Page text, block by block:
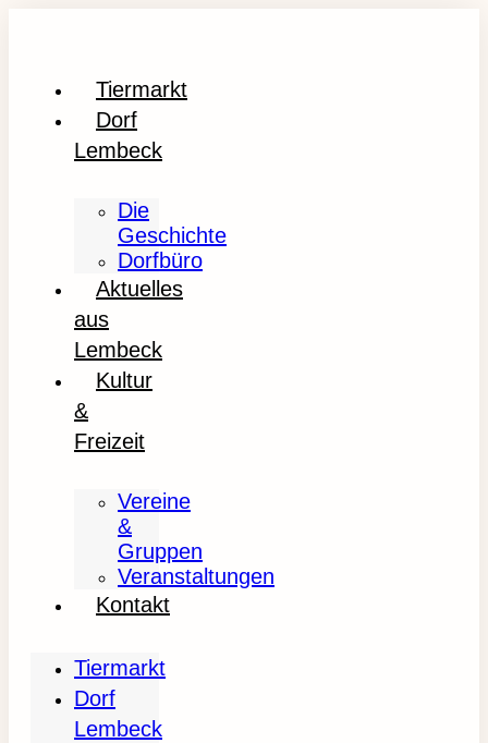
Tiermarkt
Dorf
Lembeck
Die
Geschichte
Dorfbüro
Aktuelles
aus
Lembeck
Kultur
&
Freizeit
Vereine
&
Gruppen
Veranstaltungen
Kontakt
Tiermarkt
Dorf
Lembeck